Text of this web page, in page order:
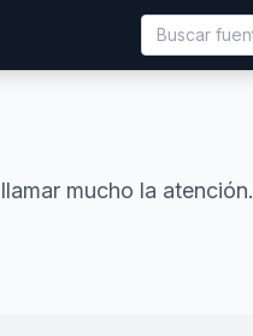
mucho la atención.